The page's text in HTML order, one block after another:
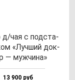
д/чая с под­ста­
«Луч­ший док­
— муж­чи­на»
13 900 руб